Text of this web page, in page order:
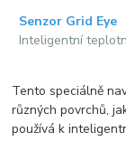
Senzor Grid Eye
Inteligentní
Tento speciálně
různých povrchů,
používá k